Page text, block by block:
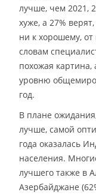
лучше, чем 2021,
хуже, а 27%
ни к хорошему, от
словам
похожая картина,
уровню
год.
В плане
лучше, самой
года оказалась
населения.
лучшего также в
Азербайджане